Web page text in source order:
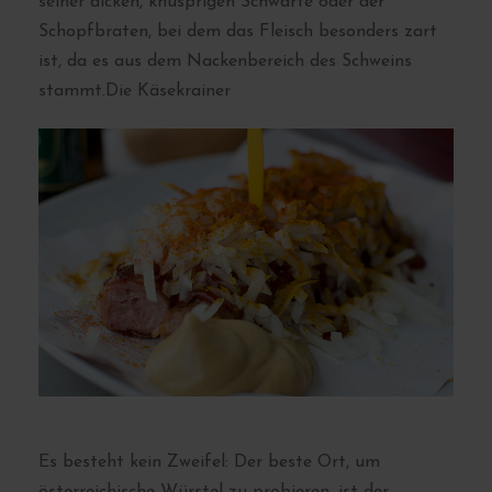
Schopfbraten, bei dem das Fleisch besonders zart
ist, da es aus dem Nackenbereich des Schweins
stammt.Die Käsekrainer
Es besteht kein Zweifel: Der beste Ort, um